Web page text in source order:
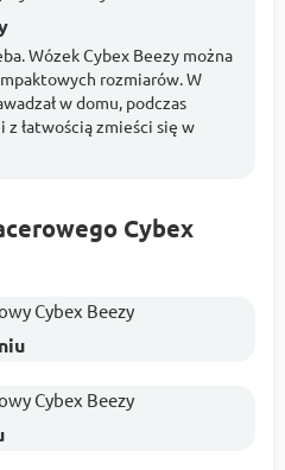
Wózek Cybex Beezy można
rozmiarów. W
w domu, podczas
z łatwością zmieści się w
Cybex